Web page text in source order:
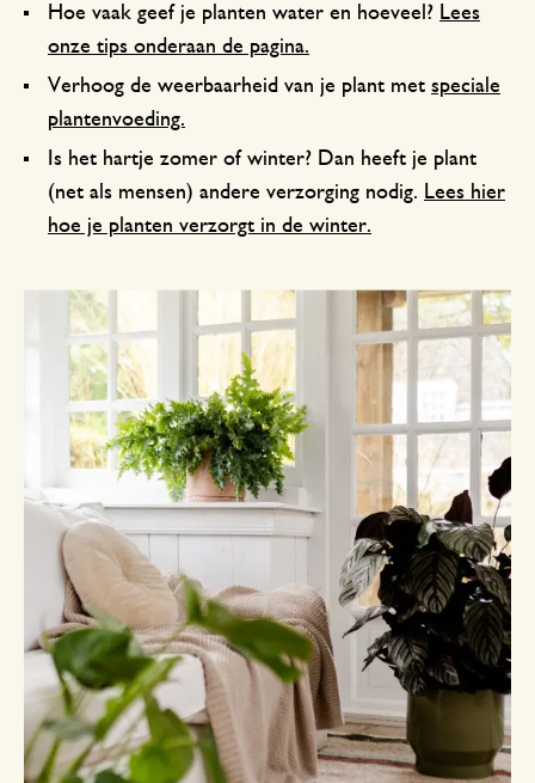
Hoe vaak geef je planten water en hoeveel? Lees
onze tips onderaan de pagina.
Verhoog de weerbaarheid van je plant met speciale
plantenvoeding.
Is het hartje zomer of winter? Dan heeft je plant
(net als mensen) andere verzorging nodig. Lees hier
hoe je planten verzorgt in de winter.